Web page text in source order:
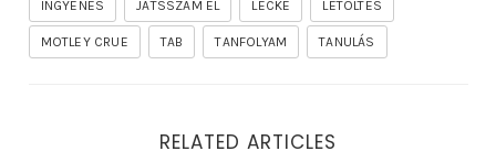
INGYENES JÁTSSZAM EL LECKE LETÖLTÉS
MOTLEY CRUE TAB TANFOLYAM TANULÁS
RELATED ARTICLES